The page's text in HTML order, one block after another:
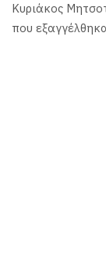
Κυριάκος
που